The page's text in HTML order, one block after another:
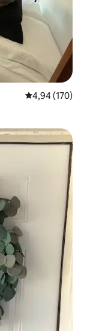
4,94 (170)